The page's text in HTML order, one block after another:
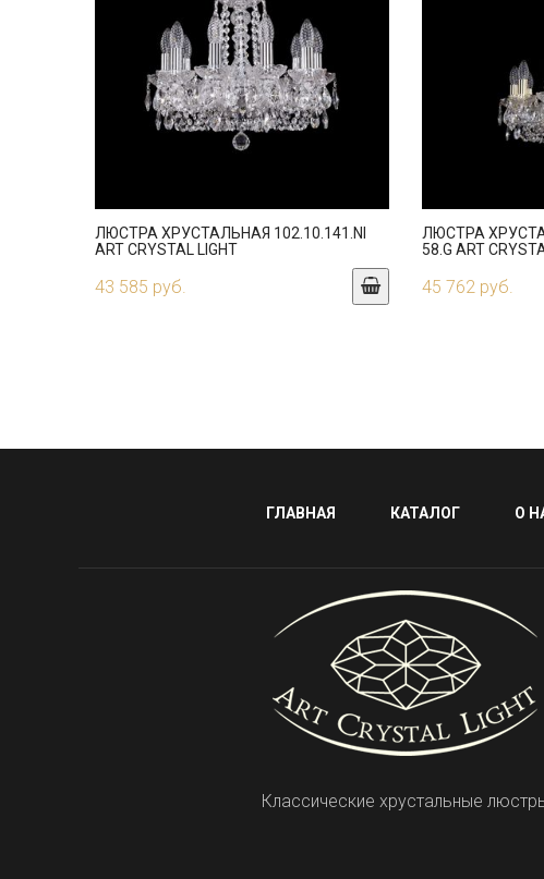
ЛЮСТРА ХРУСТАЛЬНАЯ 102.10.141.NI
ART CRYSTAL LIGHT
43 585 руб.
ЛЮСТРА
58.G ART
45 762 руб.
ГЛАВНАЯ КАТАЛОГ О
Классические хрустальные